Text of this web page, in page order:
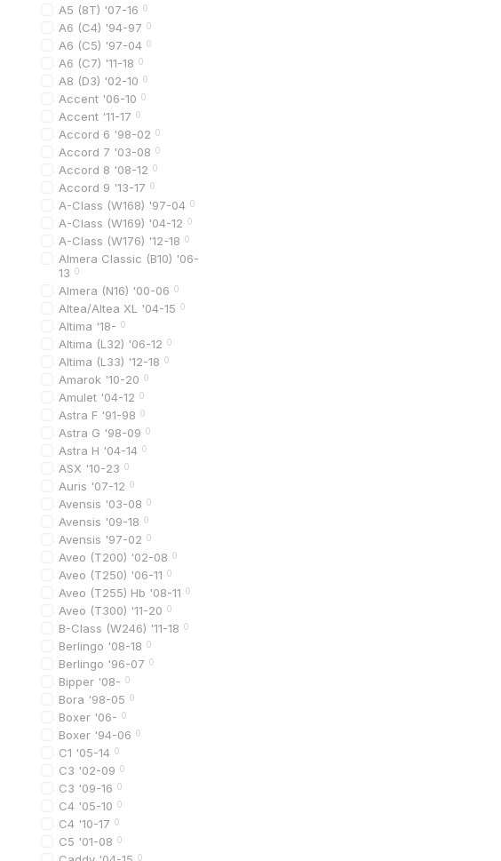
A5 (8T) '07-16 0
A6 (C4) '94-97 0
A6 (C5) '97-04 0
A6 (C7) '11-18 0
A8 (D3) '02-10 0
Accent '06-10 0
Accent '11-17 0
Accord 6 '98-02 0
Accord 7 '03-08 0
Accord 8 '08-12 0
Accord 9 '13-17 0
A-Class (W168) '97-04 0
A-Class (W169) '04-12 0
A-Class (W176) '12-18 0
Almera Classic (B10) '06-
13 0
Almera (N16) '00-06 0
Altea/Altea XL '04-15 0
Altima '18- 0
Altima (L32) '06-12 0
Altima (L33) '12-18 0
Amarok '10-20 0
Amulet '04-12 0
Astra F '91-98 0
Astra G '98-09 0
Astra H '04-14 0
ASX '10-23 0
Auris '07-12 0
Avensis '03-08 0
Avensis '09-18 0
Avensis '97-02 0
Aveo (T200) '02-08 0
Aveo (T250) '06-11 0
Aveo (T255) Hb '08-11 0
Aveo (T300) '11-20 0
B-Class (W246) '11-18 0
Berlingo '08-18 0
Berlingo '96-07 0
Bipper '08- 0
Bora '98-05 0
Boxer '06- 0
Boxer '94-06 0
C1 '05-14 0
C3 '02-09 0
C3 '09-16 0
C4 '05-10 0
C4 '10-17 0
C5 '01-08 0
0